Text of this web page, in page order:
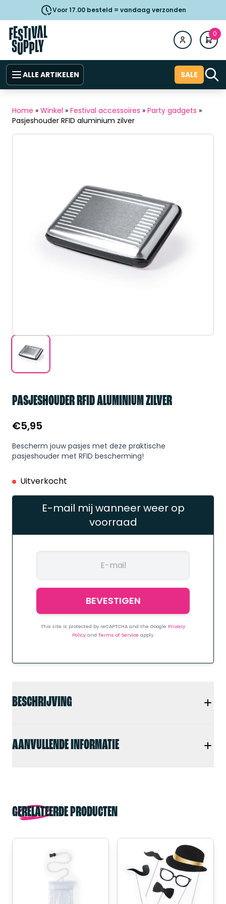
Voor 17.00 besteld = vandaag verzonden
0
ALLE ARTIKELEN SALE
Home » Winkel » Festival accessoires » Party gadgets »
Pasjeshouder RFID aluminium zilver
BESCHRIJVING
AANVULLENDE INFORMATIE
PASJESHOUDER RFID ALUMINIUM ZILVER
€5,95
Bescherm jouw pasjes met deze praktische
pasjeshouder met RFID bescherming!
Uitverkocht
E-mail mij wanneer weer op
voorraad
This site is protected by reCAPTCHA and the Google Privacy
Policy and Terms of Service apply.
GERELATEERDE PRODUCTEN